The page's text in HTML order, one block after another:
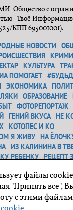
Общество с
"Твоё
КПП 695001001).
НОВОСТИ
КУЛЬТУРА
ПОМОГАЕТ
ЭКОНОМИКА
ОБРАЗОВАНИЕ
ФОТОРЕПОРТАЖ
ГЕНИЙ ВКУСА НЕ
КОТОПЕС И КО
Я ЖИВУ НА
ИЗ КАЛИНИНА В
РЕБЕНКУ РЕЦЕПТ
ФОТО
О ГЕРОЯХ БЫЛЫХ
ПОХУДЕЙКА
ТВЕРСКОЙ ОБЛАСТИ
файлы
"Принять все",
с этими